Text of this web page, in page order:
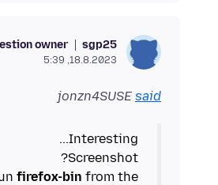
sgp25
owner
18.8.2023, 5:39
jonzn4SUSE said
firefox-bin from the